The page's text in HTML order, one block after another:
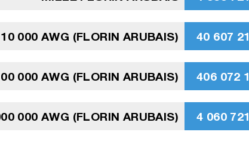
10 000 AWG (FLORIN ARUBAIS) 40 607
000 AWG (FLORIN ARUBAIS) 406 072
000 AWG (FLORIN ARUBAIS) 4 060